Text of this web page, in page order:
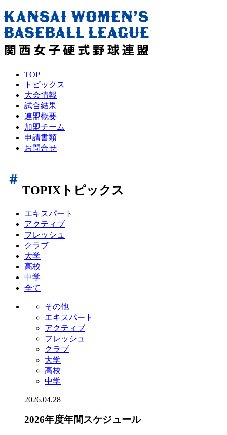
TOP
トピックス
大会情報
試合結果
連盟概要
加盟チーム
申請書類
お問合せ
TOPIX トピックス
エキスパート
アクティブ
フレッシュ
クラブ
大学
高校
中学
全て
その他
エキスパート
アクティブ
フレッシュ
クラブ
大学
高校
中学
2026.04.28
2026年度年間スケジュール